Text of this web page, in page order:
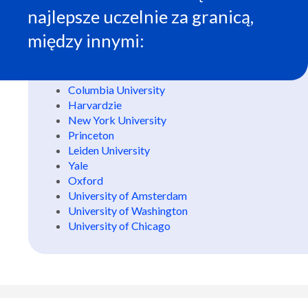
najlepsze uczelnie za granicą,
między innymi:
Columbia University
Harvardzie
New York University
Princeton
Leiden University
Yale
Oxford
University of Amsterdam
University of Washington
University of Chicago